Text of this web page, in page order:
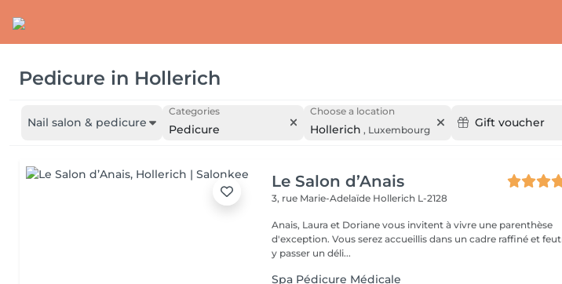
Pedicure in Hollerich
Nail salon & pedicure
Categories
Pedicure
Choose a location
Hollerich , Luxembourg
Gift voucher
Le Salon d’Anais
3, rue Marie-Adelaïde Hollerich L-2128
Anais, Laura et Doriane vous invitent à vivre une parenthèse
d'exception. Vous serez accueillis dans un cadre raffiné et feutré pour
y passer un déli...
Spa Pédicure Médicale